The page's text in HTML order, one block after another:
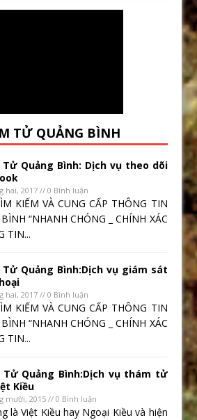
TỬ QUẢNG BÌNH
Tử Quảng Bình: Dịch vụ theo dõi
hai, 2017 // 0 Bình luận
KIẾM VÀ CUNG CẤP THÔNG TIN
“NHANH CHÓNG _ CHÍNH XÁC
TIN...
Tử Quảng Bình:Dịch vụ giám sát
hai, 2017 // 0 Bình luận
KIẾM VÀ CUNG CẤP THÔNG TIN
“NHANH CHÓNG _ CHÍNH XÁC
TIN...
Tử Quảng Bình:Dịch vụ thám tử
Kiều
mười, 2015 // 0 Bình luận
là Việt Kiều hay Ngoại Kiều và hiện